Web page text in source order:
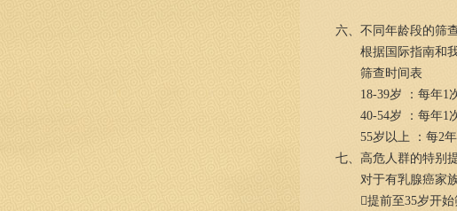
六、不同年龄段的筛
根据国际指南和
筛查时间表
18-39岁 ：每年1
40-54岁 ：每年1
55岁以上 ：每2
七、高危人群的特别
对于有乳腺癌家
提前至35岁开始